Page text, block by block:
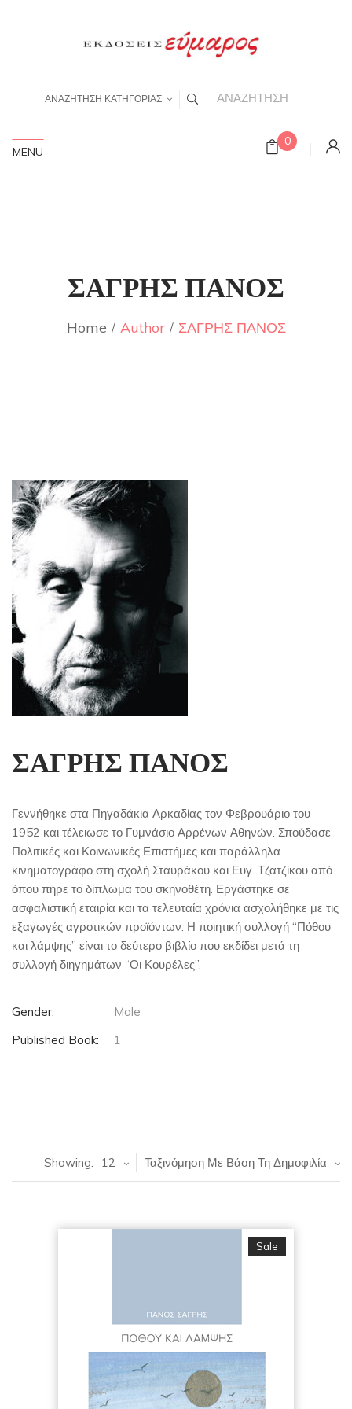
ΑΝΑΖΗΤΗΣΗ ΚΑΤΗΓΟΡΙΑΣ
0
MENU
ΣΑΓΡΗΣ ΠΑΝΟΣ
Home Author ΣΑΓΡΗΣ ΠΑΝΟΣ
ΣΑΓΡΗΣ ΠΑΝΟΣ
Γεννήθηκε στα Πηγαδάκια Αρκαδίας τον Φεβρουάριο του
1952 και τέλειωσε το Γυμνάσιο Αρρένων Αθηνών. Σπούδασε
Πολιτικές και Κοινωνικές Επιστήμες και παράλληλα
κινηματογράφο στη σχολή Σταυράκου και Ευγ. Τζατζίκου από
όπου πήρε το δίπλωμα του σκηνοθέτη. Εργάστηκε σε
ασφαλιστική εταιρία και τα τελευταία χρόνια ασχολήθηκε με τις
εξαγωγές αγροτικών προϊόντων. Η ποιητική συλλογή “Πόθου
και λάμψης” είναι το δεύτερο βιβλίο που εκδίδει μετά τη
συλλογή διηγημάτων “Οι Κουρέλες”.
Gender:
Male
Published Book:
1
Ταξινόμηση Με Βάση Τη Δημοφιλία
Showing: 12
Sale